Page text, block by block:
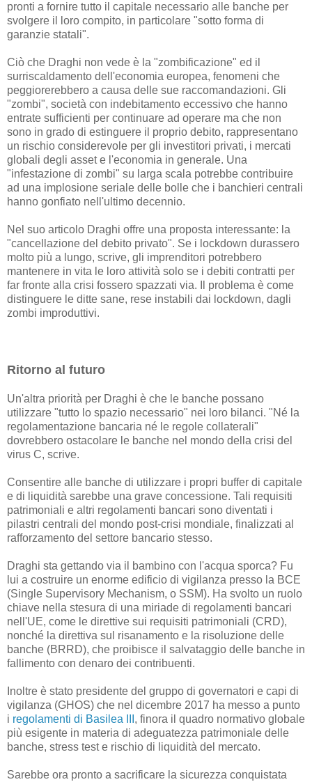
pronti a fornire tutto il capitale necessario alle banche per
svolgere il loro compito, in particolare "sotto forma di
garanzie statali".
Ciò che Draghi non vede è la "zombificazione" ed il
surriscaldamento dell'economia europea, fenomeni che
peggiorerebbero a causa delle sue raccomandazioni. Gli
"zombi", società con indebitamento eccessivo che hanno
entrate sufficienti per continuare ad operare ma che non
sono in grado di estinguere il proprio debito, rappresentano
un rischio considerevole per gli investitori privati, i mercati
globali degli asset e l'economia in generale. Una
"infestazione di zombi" su larga scala potrebbe contribuire
ad una implosione seriale delle bolle che i banchieri centrali
hanno gonfiato nell'ultimo decennio.
Nel suo articolo Draghi offre una proposta interessante: la
"cancellazione del debito privato". Se i lockdown durassero
molto più a lungo, scrive, gli imprenditori potrebbero
mantenere in vita le loro attività solo se i debiti contratti per
far fronte alla crisi fossero spazzati via. Il problema è come
distinguere le ditte sane, rese instabili dai lockdown, dagli
zombi improduttivi.
Ritorno al futuro
Un'altra priorità per Draghi è che le banche possano
utilizzare "tutto lo spazio necessario" nei loro bilanci. "Né la
regolamentazione bancaria né le regole collaterali"
dovrebbero ostacolare le banche nel mondo della crisi del
virus C, scrive.
Consentire alle banche di utilizzare i propri buffer di capitale
e di liquidità sarebbe una grave concessione. Tali requisiti
patrimoniali e altri regolamenti bancari sono diventati i
pilastri centrali del mondo post-crisi mondiale, finalizzati al
rafforzamento del settore bancario stesso.
Draghi sta gettando via il bambino con l'acqua sporca? Fu
lui a costruire un enorme edificio di vigilanza presso la BCE
(Single Supervisory Mechanism, o SSM). Ha svolto un ruolo
chiave nella stesura di una miriade di regolamenti bancari
nell'UE, come le direttive sui requisiti patrimoniali (CRD),
nonché la direttiva sul risanamento e la risoluzione delle
banche (BRRD), che proibisce il salvataggio delle banche in
fallimento con denaro dei contribuenti.
Inoltre è stato presidente del gruppo di governatori e capi di
vigilanza (GHOS) che nel dicembre 2017 ha messo a punto
i regolamenti di Basilea III , finora il quadro normativo globale
più esigente in materia di adeguatezza patrimoniale delle
banche, stress test e rischio di liquidità del mercato.
Sarebbe ora pronto a sacrificare la sicurezza conquistata